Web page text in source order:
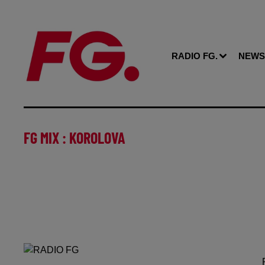
RADIO FG. NEWS
FG MIX : KOROLOVA